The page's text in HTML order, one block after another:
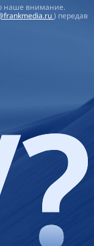
наше внимание.
) передав